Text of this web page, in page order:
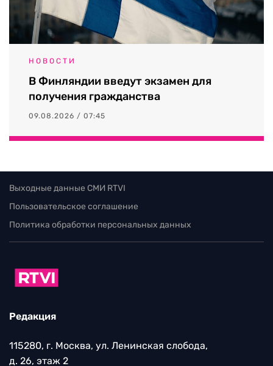
НОВОСТИ
В Финляндии введут экзамен для
получения гражданства
09.08.2026 / 07:45
Выходные данные СМИ RTVI
Пользовательское соглашение
Политика обработки персональных данных
Редакция
115280, г. Москва, ул. Ленинская слобода,
д. 26, этаж 2